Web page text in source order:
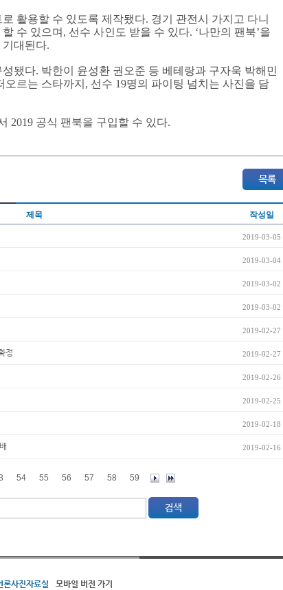
활용할 수 있도록 제작됐다. 경기 관전시 가지고 다니
수 있으며, 선수 사인도 받을 수 있다. ‘나만의 팬북’을
대된다.
됐다. 박한이 윤성환 권오준 등 베테랑과 구자욱 박해민
르는 스타까지, 선수 19명의 파이팅 넘치는 사진을 담
2019 공식 팬북을 구입할 수 있다.
제목 작성일
2019-03-05
2019-03-04
2019-03-02
2019-03-02
2019-02-27
정 2019-02-27
2019-02-26
2019-02-25
2019-02-18
2019-02-16
54 55 56 57 58 59
론사진자료실 모바일 버전 가기